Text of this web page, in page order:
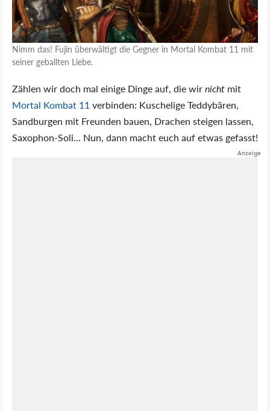
Nimm das! Fujin überwältigt die Gegner in Mortal Kombat 11 mit
seiner geballten Liebe.
Zählen wir doch mal einige Dinge auf, die wirnicht mit
Mortal Kombat 11 verbinden: Kuschelige Teddybären,
Sandburgen mit Freunden bauen, Drachen steigen lassen,
Saxophon-Soli... Nun, dann macht euch auf etwas gefasst!